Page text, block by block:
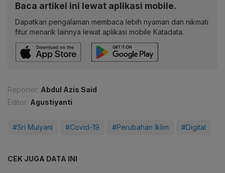
Baca artikel ini lewat aplikasi mobile.
Dapatkan pengalaman membaca lebih nyaman dan nikmati
fitur menarik lainnya lewat aplikasi mobile Katadata.
Reporter: Abdul Azis Said
Editor: Agustiyanti
#Sri Mulyani #Covid-19 #Perubahan Iklim #Digital
CEK JUGA DATA INI